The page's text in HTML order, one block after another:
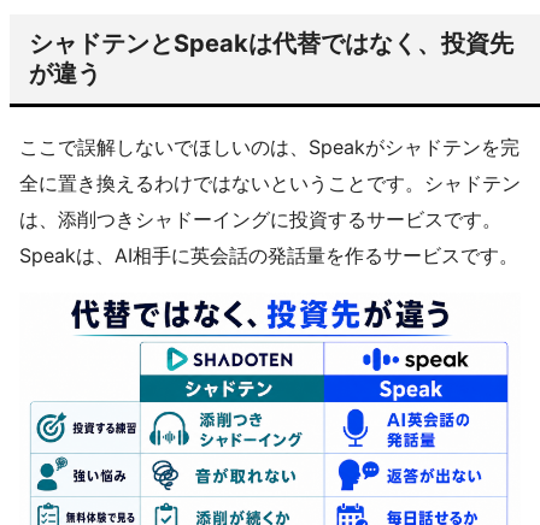
シャドテンとSpeakは代替ではなく、投資先
が違う
ここで誤解しないでほしいのは、Speakがシャドテンを完
全に置き換えるわけではないということです。シャドテン
は、添削つきシャドーイングに投資するサービスです。
Speakは、AI相手に英会話の発話量を作るサービスです。